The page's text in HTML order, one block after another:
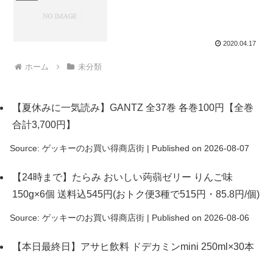
2020.04.17
ホーム 未分類
【夏休みに一気読み】GANTZ 全37巻 各巻100円【全巻
合計3,700円】
Source: ゲッキーのお買い得商店街 Published on 2026-08-07
【24時まで】たらみ おいしい蒟蒻ゼリー りんご味
150g×6個 送料込545円(おトク便3種で515円・85.8円/個)
Source: ゲッキーのお買い得商店街 Published on 2026-08-06
【本日最終日】アサヒ飲料 ドデカミンmini 250ml×30本